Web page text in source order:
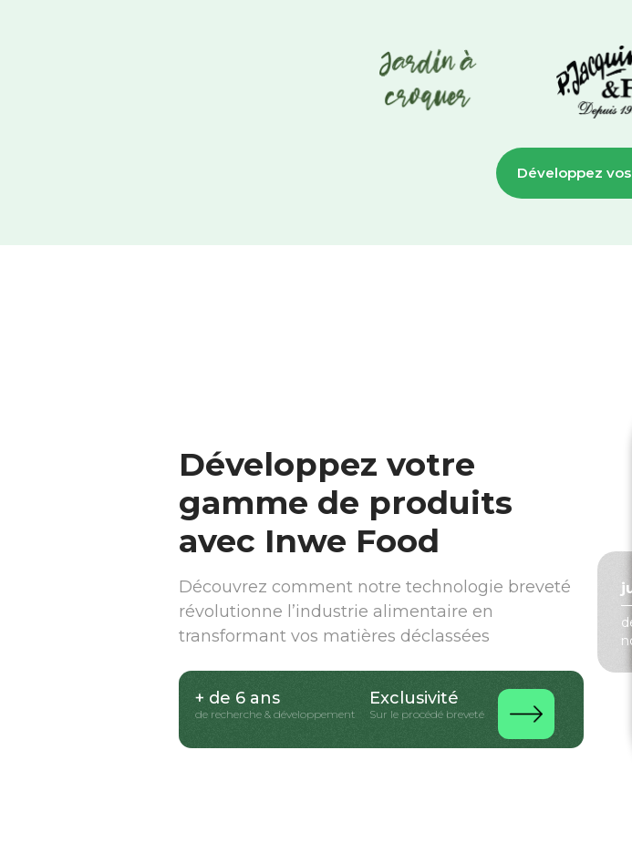
Développez
Développez votre
gamme de produits
avec Inwe Food
Découvrez comment notre technologie breveté
révolutionne l’industrie alimentaire en
transformant vos matières déclassées
+ de 6 ans
de recherche & développement
Exclusivité
Sur le procédé breveté